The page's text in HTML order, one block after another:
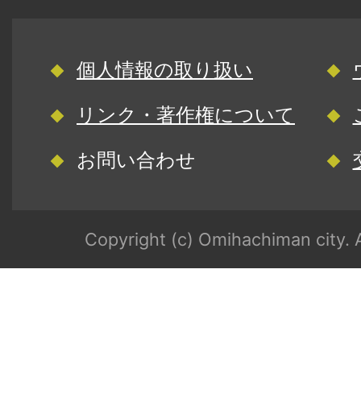
個人情報の取り扱い
リンク・著作権について
お問い合わせ
Copyright (c) Omihachiman city.